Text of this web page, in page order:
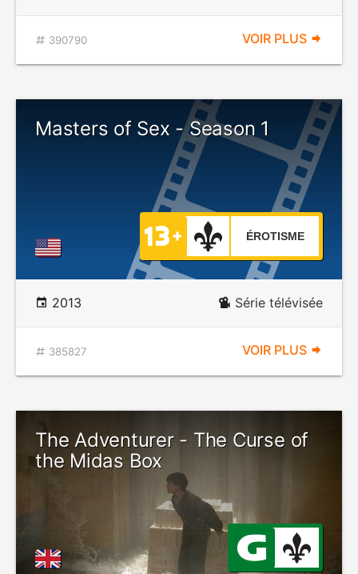
390790 VOIR PLUS
Masters of Sex - Season 1
ÉROTISME
2013 Série télévisée
385827 VOIR PLUS
The Adventurer - The Curse of
the Midas Box